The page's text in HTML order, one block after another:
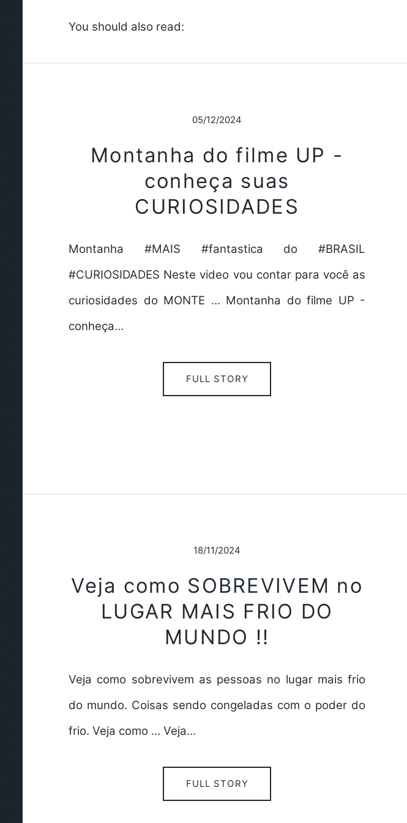
You should also read:
05/12/2024
Montanha do filme UP -
conheça suas
CURIOSIDADES
Montanha #MAIS #fantastica do #BRASIL
#CURIOSIDADES Neste video vou contar para você as
curiosidades do MONTE ... Montanha do filme UP -
conheça…
FULL STORY
18/11/2024
Veja como SOBREVIVEM no
LUGAR MAIS FRIO DO
MUNDO !!
Veja como sobrevivem as pessoas no lugar mais frio
do mundo. Coisas sendo congeladas com o poder do
frio. Veja como ... Veja…
FULL STORY